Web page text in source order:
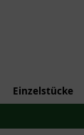
Einzelstücke